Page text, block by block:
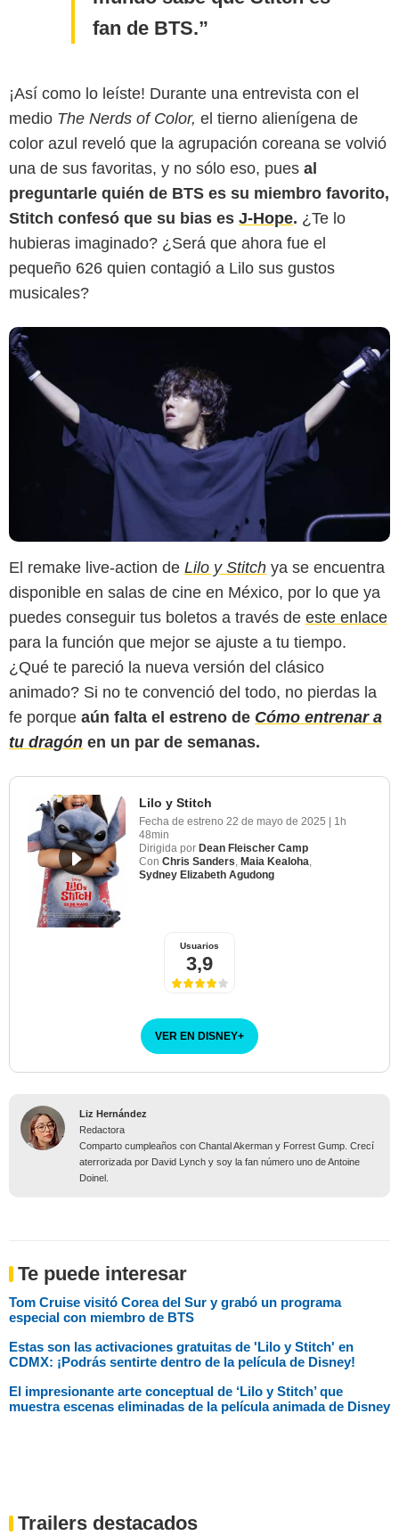
fan de BTS.
¡Así como lo leíste! Durante una entrevista con el
medio The Nerds of Color, el tierno alienígena de
color azul reveló que la agrupación coreana se volvió
una de sus favoritas, y no sólo eso, pues al
preguntarle quién de BTS es su miembro favorito,
Stitch confesó que su bias es J-Hope. ¿Te lo
hubieras imaginado? ¿Será que ahora fue el
pequeño 626 quien contagió a Lilo sus gustos
musicales?
Getty
El remake live-action de Lilo y Stitch ya se encuentra
disponible en salas de cine en México, por lo que ya
puedes conseguir tus boletos a través de este enlace
para la función que mejor se ajuste a tu tiempo.
¿Qué te pareció la nueva versión del clásico
animado? Si no te convenció del todo, no pierdas la
fe porque aún falta el estreno de Cómo entrenar a
tu dragón en un par de semanas.
Lilo y Stitch
Fecha de estreno 22 de mayo de 2025
1h
48min
Dirigida por Dean Fleischer Camp
Con Chris Sanders, Maia Kealoha,
Sydney Elizabeth Agudong
Usuarios
3,9
VER EN DISNEY+
Liz Hernández
Redactora
Comparto cumpleaños con Chantal Akerman y Forrest Gump. Crecí
aterrorizada por David Lynch y soy la fan número uno de Antoine
Doinel.
Te puede interesar
Tom Cruise visitó Corea del Sur y grabó un programa
especial con miembro de BTS
Estas son las activaciones gratuitas de 'Lilo y Stitch' en
CDMX: ¡Podrás sentirte dentro de la película de Disney!
El impresionante arte conceptual de ‘Lilo y Stitch’ que
muestra escenas eliminadas de la película animada de Disney
Trailers destacados